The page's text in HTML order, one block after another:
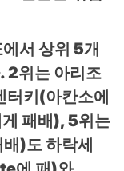
서 상위 5개
2위는 아리조
터키(아칸소에
패배), 5위는
)도 하락세